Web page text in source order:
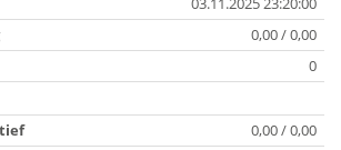
0,00 / 0,00
0
0,00 / 0,00